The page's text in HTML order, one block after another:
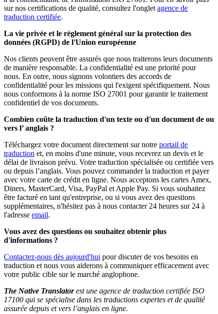
sur nos certifications de qualité, consultez l'onglet agence de
traduction certifiée.
La vie privée et le règlement général sur la protection des
données (RGPD) de l'Union européenne
Nos clients peuvent être assurés que nous traiterons leurs documents
de manière responsable. La confidentialité est une priorité pour
nous. En outre, nous signons volontiers des accords de
confidentialité pour les missions qui l'exigent spécifiquement. Nous
nous conformons à la norme ISO 27001 pour garantir le traitement
confidentiel de vos documents.
Combien coûte la traduction d'un texte ou d'un document de ou
vers l’ anglais ?
Téléchargez votre document directement sur notre portail de
traduction et, en moins d'une minute, vous recevrez un devis et le
délai de livraison prévu. Votre traduction spécialisée ou certifiée vers
ou depuis l’anglais. Vous pouvez commander la traduction et payer
avec votre carte de crédit en ligne. Nous acceptons les cartes Amex,
Diners, MasterCard, Visa, PayPal et Apple Pay. Si vous souhaitez
être facturé en tant qu'entreprise, ou si vous avez des questions
supplémentaires, n'hésitez pas à nous contacter 24 heures sur 24 à
l'adresse email.
Vous avez des questions ou souhaitez obtenir plus
d'informations ?
Contactez-nous dès aujourd'hui pour discuter de vos besoins en
traduction et nous vous aiderons à communiquer efficacement avec
votre public cible sur le marché anglophone.
The Native Translatorest une agence de traduction certifiée ISO
17100 qui se spécialise dans les traductions expertes et de qualité
assurée depuis et vers l’anglais en ligne.